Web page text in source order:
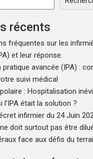
récents
fréquentes sur les
et leur réponse.
pratique avancée (IPA) :
suivi médical
: Hospitalisation
l’IPA était la solution ?
infirmier du 24 Juin
doit surtout pas être
face aux défis du